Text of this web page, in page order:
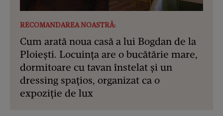
RECOMANDAREA NOASTRĂ:
Cum arată noua casă a lui Bogdan de la
Ploiești. Locuința are o bucătărie mare,
dormitoare cu tavan înstelat și un
dressing spațios, organizat ca o
expoziție de lux